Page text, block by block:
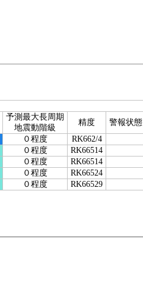
予測最大長周期
地震動階級
精度
警報状態
０程度
RK662/4
０程度
RK66514
０程度
RK66514
０程度
RK66524
０程度 RK66529